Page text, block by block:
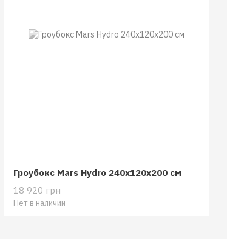
Гроубокс Mars Hydro 240x120x200 см
18 920 грн
Нет в наличии